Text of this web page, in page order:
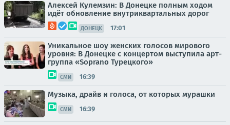
Алексей Кулемзин: В Донецке полным ходом
идёт обновление внутриквартальных дорог
ДОНЕЦК 17:01
Уникальное шоу женских голосов мирового
уровня: В Донецке с концертом выступила арт-
группа «Soprano Турецкого»
СМИ 16:39
Музыка, драйв и голоса, от которых мурашки
СМИ 16:39